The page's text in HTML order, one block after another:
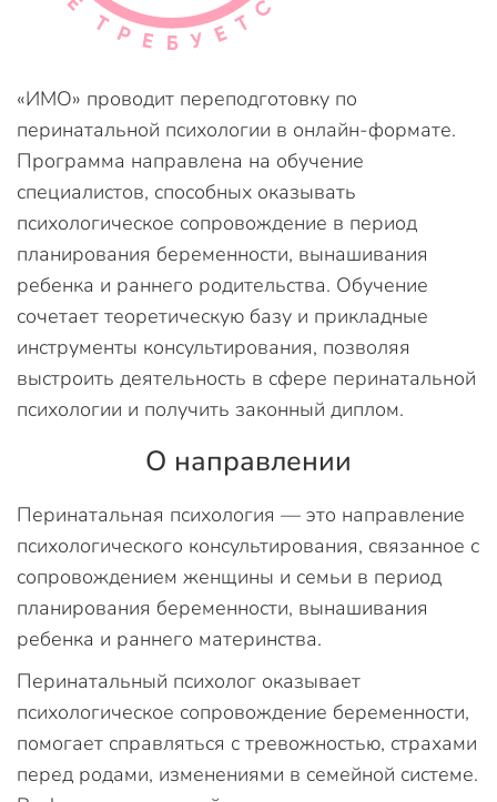
«ИМО» проводит переподготовку по
перинатальной психологии в онлайн-формате.
Программа направлена на обучение
специалистов, способных оказывать
психологическое сопровождение в период
планирования беременности, вынашивания
ребенка и раннего родительства. Обучение
сочетает теоретическую базу и прикладные
инструменты консультирования, позволяя
выстроить деятельность в сфере перинатальной
психологии и получить законный диплом.
О направлении
Перинатальная психология — это направление
психологического консультирования, связанное с
сопровождением женщины и семьи в период
планирования беременности, вынашивания
ребенка и раннего материнства.
Перинатальный психолог оказывает
психологическое сопровождение беременности,
помогает справляться с тревожностью, страхами
перед родами, изменениями в семейной системе.